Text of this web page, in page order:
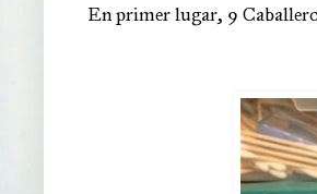
En primer lugar, 9